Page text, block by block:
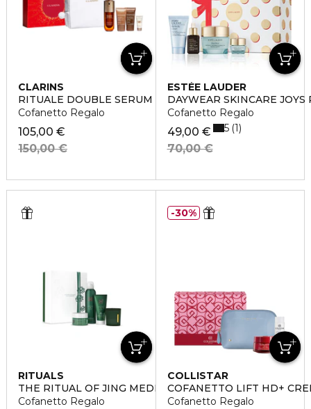
CLARINS
RITUALE DOUBLE SERUM & EXTRA-FIRMING
Cofanetto Regalo
105,00 €
150,00 €
ESTÉE LAUDER
DAYWEAR SKINCARE
Cofanetto Regalo
49,00 €
70,00 €
5 1
RITUALS
THE RITUAL OF JING MEDIUM
Cofanetto Regalo
COLLISTAR
COFANETTO LIFT HD+
Cofanetto Regalo
30%